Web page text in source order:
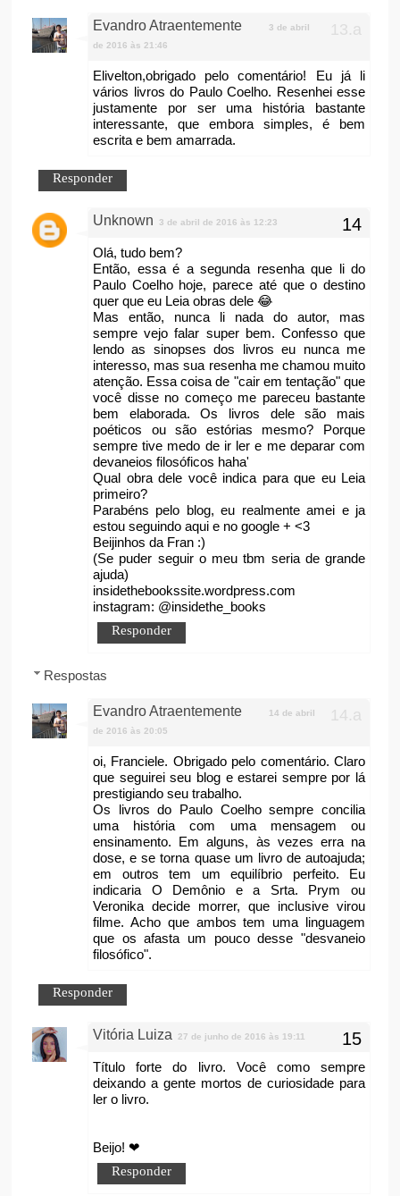
Evandro Atraentemente
3 de abril
de 2016 às 21:46
Elivelton,obrigado pelo comentário! Eu já li
vários livros do Paulo Coelho. Resenhei esse
justamente por ser uma história bastante
interessante, que embora simples, é bem
escrita e bem amarrada.
Responder
Unknown 3 de abril de 2016 às 12:23
Olá, tudo bem?
Então, essa é a segunda resenha que li do
Paulo Coelho hoje, parece até que o destino
quer que eu Leia obras dele 😂
Mas então, nunca li nada do autor, mas
sempre vejo falar super bem. Confesso que
lendo as sinopses dos livros eu nunca me
interesso, mas sua resenha me chamou muito
atenção. Essa coisa de "cair em tentação" que
você disse no começo me pareceu bastante
bem elaborada. Os livros dele são mais
poéticos ou são estórias mesmo? Porque
sempre tive medo de ir ler e me deparar com
devaneios filosóficos haha'
Qual obra dele você indica para que eu Leia
primeiro?
Parabéns pelo blog, eu realmente amei e ja
estou seguindo aqui e no google + <3
Beijinhos da Fran :)
(Se puder seguir o meu tbm seria de grande
ajuda)
insidethebookssite.wordpress.com
instagram: @insidethe_books
Responder
Respostas
Evandro Atraentemente
14 de abril
de 2016 às 20:05
oi, Franciele. Obrigado pelo comentário. Claro
que seguirei seu blog e estarei sempre por lá
prestigiando seu trabalho.
Os livros do Paulo Coelho sempre concilia
uma história com uma mensagem ou
ensinamento. Em alguns, às vezes erra na
dose, e se torna quase um livro de autoajuda;
em outros tem um equilíbrio perfeito. Eu
indicaria O Demônio e a Srta. Prym ou
Veronika decide morrer, que inclusive virou
filme. Acho que ambos tem uma linguagem
que os afasta um pouco desse "desvaneio
filosófico".
Responder
Vitória Luiza 27 de junho de 2016 às 19:11
Título forte do livro. Você como sempre
deixando a gente mortos de curiosidade para
ler o livro.
Beijo! ❤
Responder